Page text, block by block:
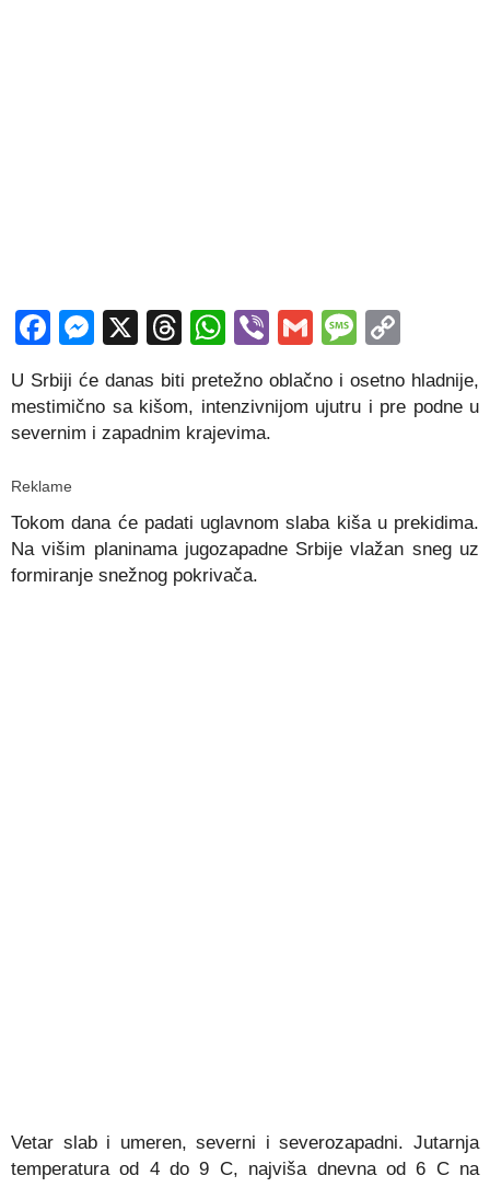
Facebook
Messenger
X Threads
WhatsApp
ViberGmail
U Srbiji će danas biti pretežno oblačno i osetno hladnije,
mestimično sa kišom, intenzivnijom ujutru i pre podne u
severnim i zapadnim krajevima.
Reklame
Tokom dana će padati uglavnom slaba kiša u prekidima.
Na višim planinama jugozapadne Srbije vlažan sneg uz
formiranje snežnog pokrivača.
Vetar slab i umeren, severni i severozapadni. Jutarnja
temperatura od 4 do 9 C, najviša dnevna od 6 C na